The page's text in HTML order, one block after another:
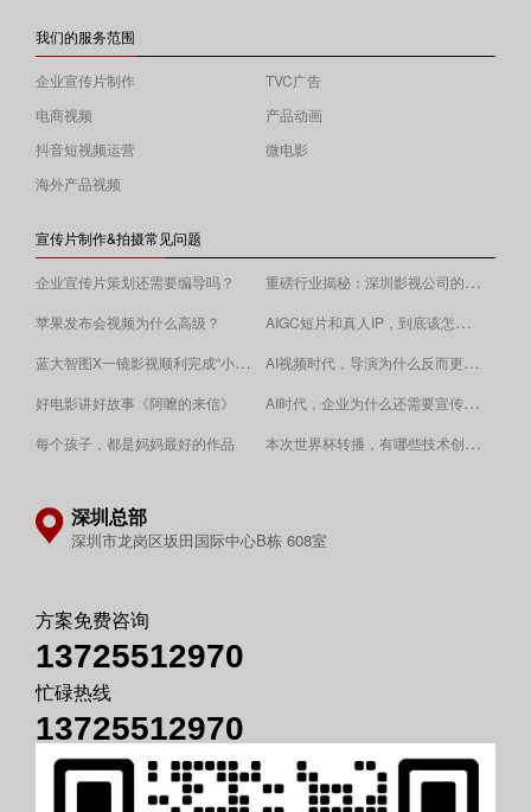
我们的服务范围
企业宣传片制作
TVC广告
电商视频
产品动画
抖音短视频运营
微电影
海外产品视频
宣传片制作&拍摄常见问题
企业宣传片策划还需要编导吗？ 重磅行业揭秘：深圳影视公司的收费逻辑！
苹果发布会视频为什么高级？
AIGC短片和真人IP，到底该怎么选？
蓝大智图X一镜影视顺利完成“小蓝本”广告影片拍摄制作。
AI视频时代，导演为什么反而更重要？
好电影讲好故事《阿嚒的来信》 AI时代，企业为什么还需要宣传片？
每个孩子，都是妈妈最好的作品 ​本次世界杯转播，有哪些技术创新值得关注？
深圳总部
深圳市龙岗区坂田国际中心B栋 608室
方案免费咨询
13725512970
忙碌热线
13725512970